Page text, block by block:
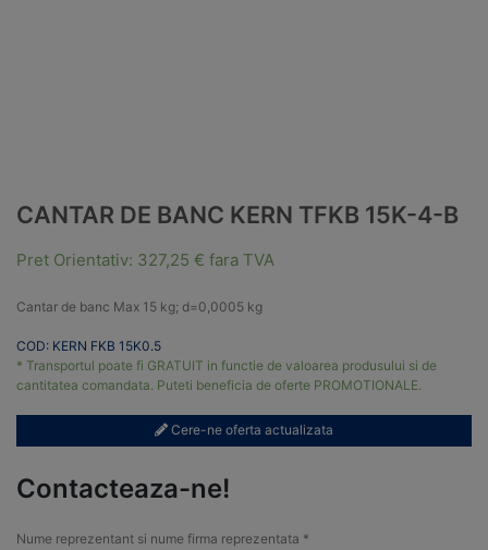
CANTAR DE BANC KERN TFKB 15K-4-B
Pret Orientativ: 327,25 € fara TVA
Cantar de banc Max 15 kg; d=0,0005 kg
COD: KERN FKB 15K0.5
* Transportul poate fi GRATUIT in functie de valoarea produsului si de
cantitatea comandata. Puteti beneficia de oferte PROMOTIONALE.
Cere-ne oferta actualizata
Contacteaza-ne!
Nume reprezentant si nume firma reprezentata *